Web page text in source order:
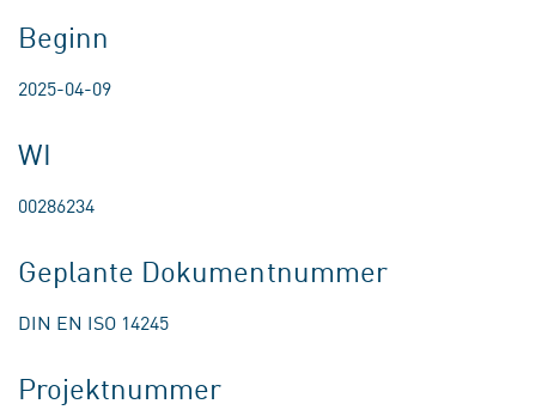
Beginn
2025-04-09
WI
00286234
Geplante Dokumentnummer
DIN EN ISO 14245
Projektnummer